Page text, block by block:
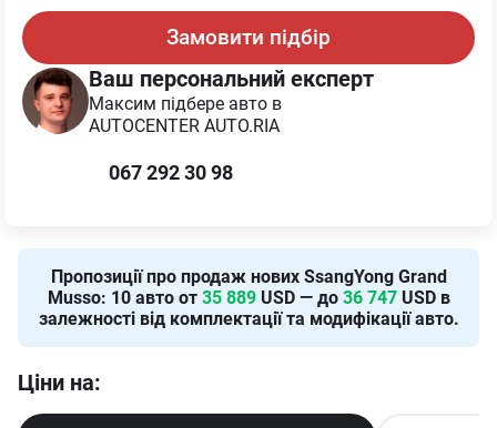
Замовити підбір
Ваш персональний експерт
Максим підбере авто в
AUTOCENTER AUTO.RIA
067 292 30 98
Пропозиції про продаж нових SsangYong Grand
Musso: 10авто от 35 889USD — до 36 747USD в
залежності від комплектації та модифікації авто.
Ціни на: